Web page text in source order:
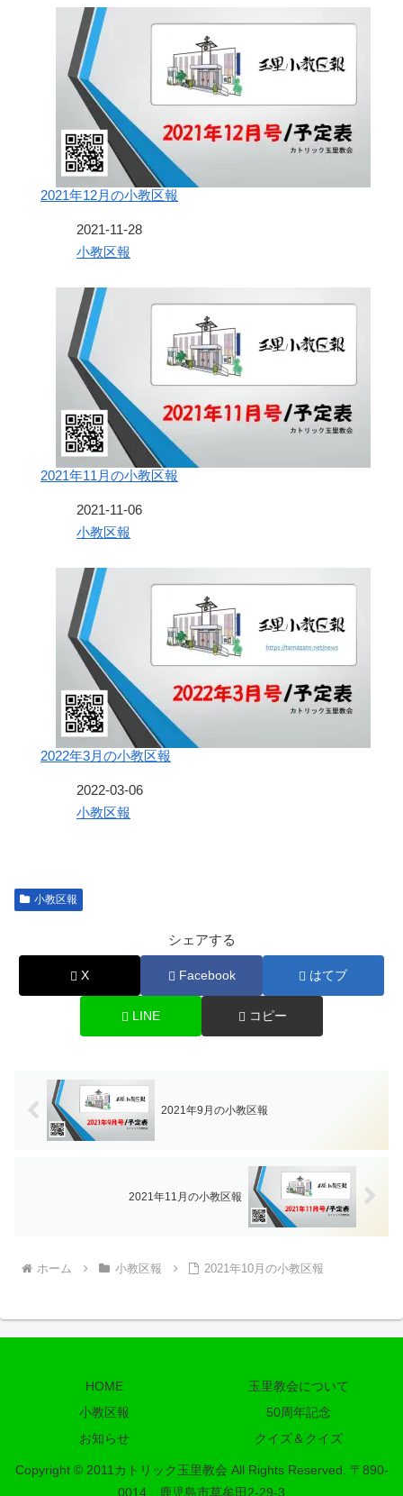
2021年12月の小教区報
2021-11-28
関連理由小教区報
2021年11月の小教区報
2021-11-06
関連理由小教区報
2022年3月の小教区報
2022-03-06
関連理由小教区報
小教区報
シェアする
X Facebook はてブ
LINE コピー
2021年9月の小教区報
2021年11月の小教区報
ホーム 小教区報 2021年10月の小教区報
HOME
玉里教会について
小教区報
50周年記念
お知らせ
クイズ＆クイズ
Copyright © 2011カトリック玉里教会 All Rights Reserved. 〒890-
0014 鹿児島市草牟田2-29-3